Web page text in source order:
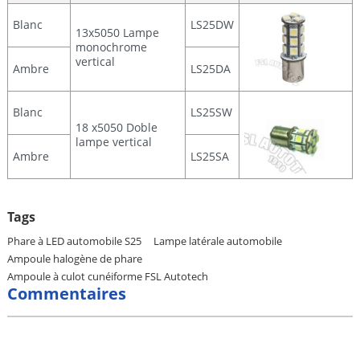
Blanc
13x5050 Lampe
monochrome
vertical
LS25DW
Ambre LS25DA
Blanc
18 x5050 Doble
lampe vertical
LS25SW
Ambre LS25SA
Tags
Phare à LED automobile S25
Lampe latérale automobile
Ampoule halogène de phare
Ampoule à culot cunéiforme FSL Autotech
Commentaires